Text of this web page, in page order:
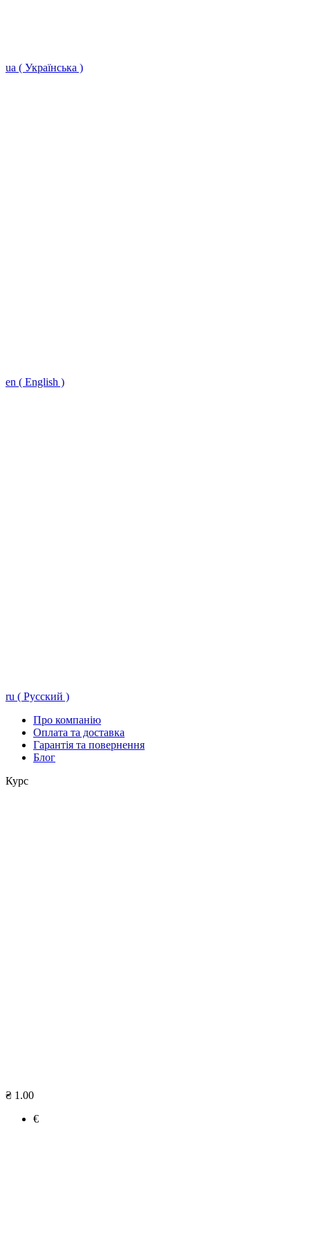
ua ( Українська )
en ( English )
ru ( Русский )
Про компанію
Оплата та доставка
Гарантія та повернення
Блог
Курс
₴ 1.00
€